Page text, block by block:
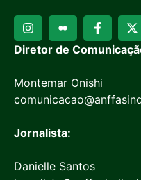
Diretor de
Montemar Onishi
Jornalista:
Danielle Santos